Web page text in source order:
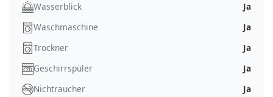
Wasserblick
Ja
Waschmaschine
Ja
Trockner
Ja
Geschirrspüler
Ja
Nichtraucher
Ja